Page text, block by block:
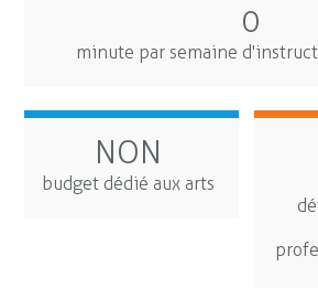
0
minute par semaine
NON
budget dédié aux arts